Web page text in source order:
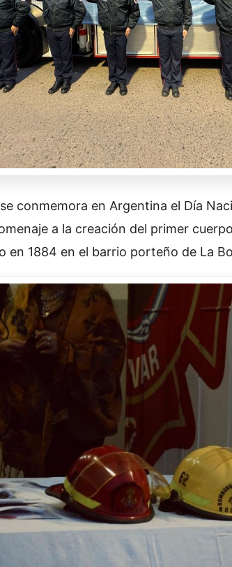
conmemora en Argentina el Día
a la creación del primer
en 1884 en el barrio porteño de La